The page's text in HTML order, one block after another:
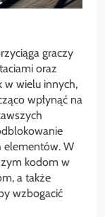
graczy
oraz
w wielu innych,
wpłynąć na
elementów. W
kodom w
a także
wzbogacić